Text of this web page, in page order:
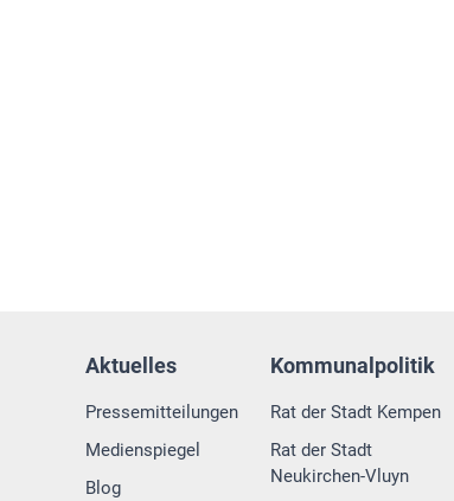
Aktuelles
Pressemitteilungen
Medienspiegel
Blog
Kommunalpolitik
Rat der Stadt Kempen
Rat der Stadt
Neukirchen-Vluyn